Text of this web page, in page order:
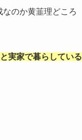
のか黄韮理どころ
実家で暮らしている